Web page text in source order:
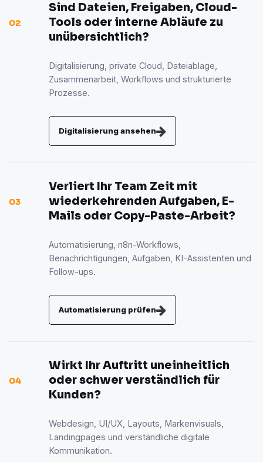
02
Sind Dateien, Freigaben, Cloud-
Tools oder interne Abläufe zu
unübersichtlich?
Digitalisierung, private Cloud, Dateiablage,
Zusammenarbeit, Workflows und strukturierte
Prozesse.
Digitalisierung ansehen
03
Verliert Ihr Team Zeit mit
wiederkehrenden Aufgaben, E-
Mails oder Copy-Paste-Arbeit?
Automatisierung, n8n-Workflows,
Benachrichtigungen, Aufgaben, KI-Assistenten und
Follow-ups.
Automatisierung prüfen
04
Wirkt Ihr Auftritt uneinheitlich
oder schwer verständlich für
Kunden?
Webdesign, UI/UX, Layouts, Markenvisuals,
Landingpages und verständliche digitale
Kommunikation.